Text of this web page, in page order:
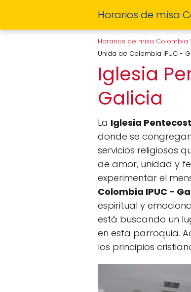
Horarios de misa
Horarios de misa Colombia
Unida de Colombia IPUC -
Iglesia
Galicia
La Iglesia
donde se
servicios religiosos
de amor, unidad y
experimentar el
Colombia IPUC -
espiritual y
está buscando un
en esta parroquia.
los principios